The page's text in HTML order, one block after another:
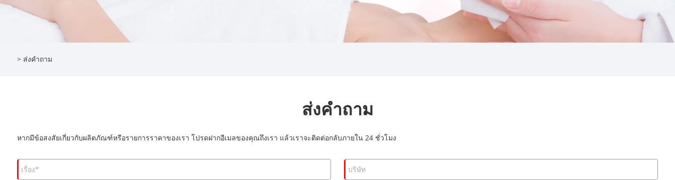
> ส่งคำถาม
ส่งคำถาม
หากมีข้อสงสัยเกี่ยวกับผลิตภัณฑ์หรือรายการราคาของเรา โปรดฝากอีเมลของคุณถึงเรา แล้วเราจะติดต่อกลับภายใน 24 ชั่วโมง